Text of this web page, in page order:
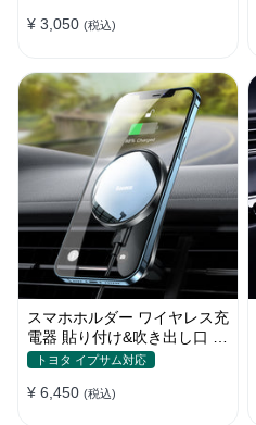
¥ 3,050 (税込)
スマホホルダー ワイヤレス充
電器 貼り付け&吹き出し口 マ
グネット式 magsafe 全機種
トヨタ イプサム対応
¥ 6,450 (税込)